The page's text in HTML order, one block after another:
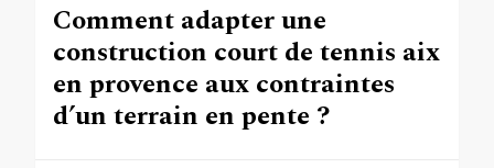
Comment adapter une
construction court de tennis aix
en provence aux contraintes
d’un terrain en pente ?